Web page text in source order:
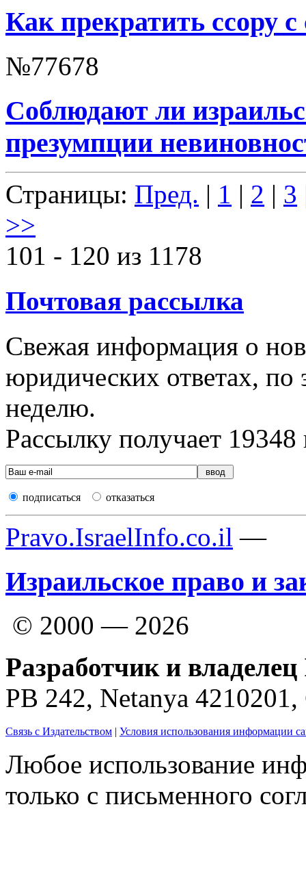
Как прекратить ссору с
№77678
Соблюдают ли
презумпции
Страницы: Пред. | 1 | 2 | 3
>>
101 - 120 из 1178
Почтовая рассылка
Свежая информация о
юридических ответах, по
неделю.
Рассылку получает 19348
подписаться отказаться
Pravo.IsraelInfo.co.il —
Израильское право и
© 2000 — 2026
Разработчик и
PB 242, Netanya
Связь с Издательством Условия использования информации
Любое использование
только с письменного